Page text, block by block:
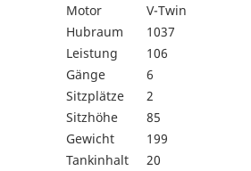
Motor
V-Twin
Hubraum
1037
Leistung
106
Gänge
6
Sitzplätze
2
Sitzhöhe
85
Gewicht
199
Tankinhalt
20